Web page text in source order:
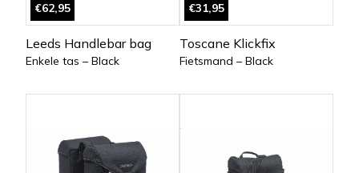
€62,95
Leeds Handlebar bag
Enkele tas – Black
€31,95
Toscane Klickfix
Fietsmand – Black